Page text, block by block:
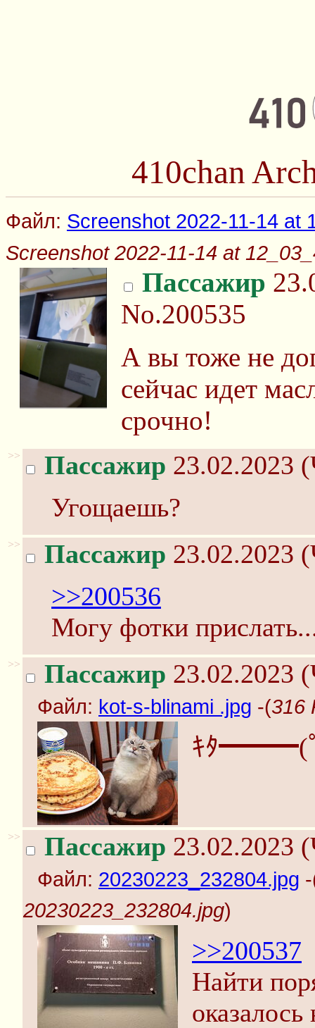
410chan
Файл: Screenshot 2022-11-14 at
Screenshot 2022-11-14 at
Пассажир
No.200535
А вы тоже не
сейчас идет
срочно!
>> Пассажир 23.02.2023
Угощаешь?
>> Пассажир 23.02.2023
>>200536
Могу фотки
>> Пассажир 23.02.2023
Файл: kot-s-blinami .jpg -(316
ｷﾀ
>> Пассажир 23.02.2023
Файл: 20230223_232804.jpg
20230223_232804.jpg)
>>200537
Найти